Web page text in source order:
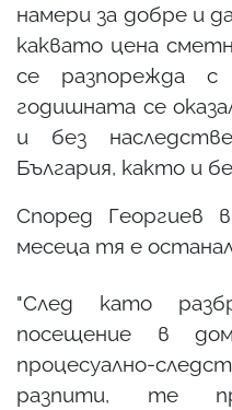
намери за добре и
каквато цена
се разпорежда
годишната се
и без
България, както и
Според Георгиев
месеца тя е
"След като
посещение в
процесуално-
разпити, те